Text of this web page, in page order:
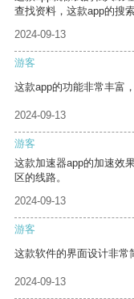
查找资料，这款app的搜
2024-09-13
游客
这款app的功能非常丰富
2024-09-13
游客
这款加速器app的加速效
区的线路。
2024-09-13
游客
这款软件的界面设计非常
2024-09-13